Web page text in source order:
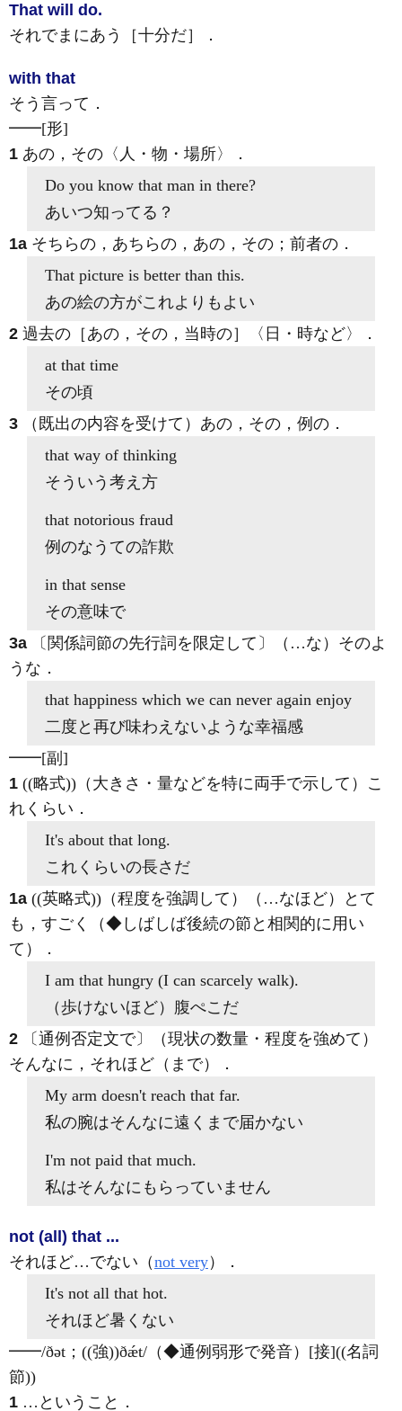
That will do.
それでまにあう［十分だ］
．
with that
そう言って ．
━━[形]
1 あの，その〈人・物・場所〉
．
Do you know that man in there?
あいつ知ってる？
1a そちらの，あちらの，あの，その；前者の ．
That picture is better than this.
あの絵の方がこれよりもよい
2 過去の［あの，その，当時の］〈日・時など〉
．
at that time
その頃
3 （既出の内容を受けて）あの，その，例の ．
that way of thinking
そういう考え方
that notorious fraud
例のなうての詐欺
in that sense
その意味で
3a 〔関係詞節の先行詞を限定して〕（…な）そのよ
うな ．
that happiness which we can never again enjoy
二度と再び味わえないような幸福感
━━[副]
1 ((略式))（大きさ・量などを特に両手で示して）こ
れくらい ．
It's about that long.
これくらいの長さだ
1a ((英略式))（程度を強調して）（…なほど）とて
も，すごく（◆しばしば後続の節と相関的に用い
て）
．
I am that hungry (I can scarcely walk).
（歩けないほど）腹ぺこだ
2 〔通例否定文で〕（現状の数量・程度を強めて）
そんなに，それほど（まで）
．
My arm doesn't reach that far.
私の腕はそんなに遠くまで届かない
I'm not paid that much.
私はそんなにもらっていません
not (all) that ...
それほど…でない（not very）
．
It's not all that hot.
それほど暑くない
━━/ðət；((強))ðǽt/ （◆通例弱形で発音） [接]((名詞
節))
1 …ということ ．